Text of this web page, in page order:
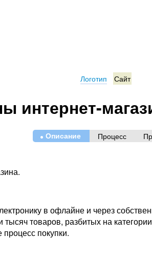
Логотип Сайт
интернет-
• Описание Процесс
в офлайне и через
тысяч товаров, разбитых на
покупки.